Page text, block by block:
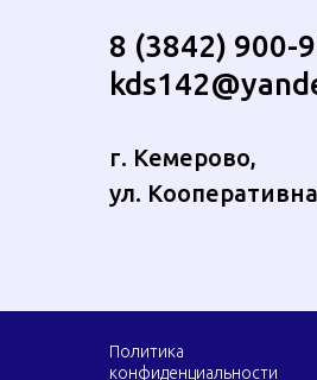
8 (3842) 900-
г. Кемерово,
ул.
Политика
конфиденциальности